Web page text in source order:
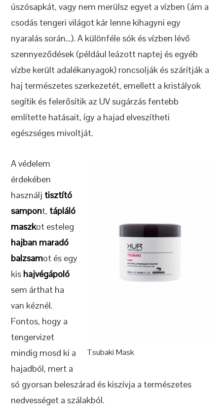
úszósapkát, vagy nem merülsz egyet a vízben (ám a
csodás tengeri világot kár lenne kihagyni egy
nyaralás során…). A különféle sók és vízben lévő
szennyeződések (például leázott naptej és egyéb
vízbe került adalékanyagok) roncsolják és szárítják a
haj természetes szerkezetét, emellett a kristályok
segítik és felerősítik az UV sugárzás fentebb
említette hatásait, így a hajad elveszítheti
egészséges mivoltját.
Tsubaki Mask
A védelem
érdekében
használj tisztító
sampont, tápláló
maszkot esteleg
hajban maradó
balzsamot és egy
kis hajvégápoló
sem árthat ha
van kéznél.
Fontos, hogy a
tengervizet
mindig mosd ki a
hajadból, mert a
só gyorsan beleszárad és kiszívja a természetes
nedvességet a szálakból.